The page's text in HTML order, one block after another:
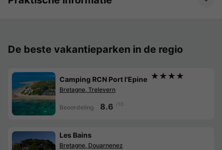
De beste vakantieparken in de regio
Camping RCN Port l'Epine ★★★★
Bretagne, Trelevern
Beoordeling 8.6 /10
Les Bains
Bretagne, Douarnenez